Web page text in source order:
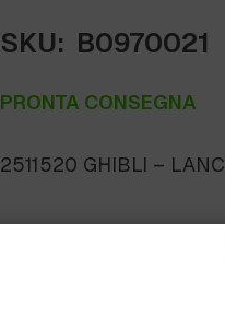
SKU: B0970021
PRONTA CONSEGNA
2511520 GHIBLI –